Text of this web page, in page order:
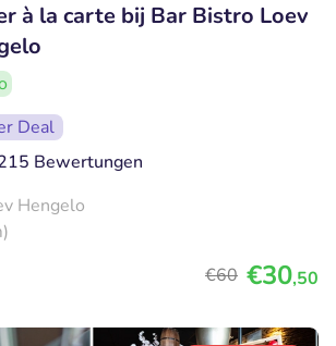
à la carte bij Bar Bistro Loev
Deal
Bewertungen
Hengelo
€60 €30,50